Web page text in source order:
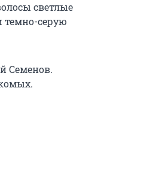
светлые
темно-серую
Семенов.